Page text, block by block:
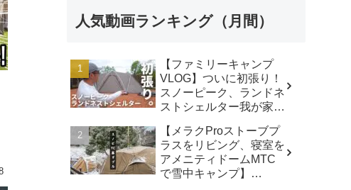
人気動画ランキング（月間）
【ファミリーキャンプ
VLOG】ついに初張り！
スノーピーク、ランドネ
ストシェルター我が家で
アビルキャンプリゾート
那須／LUMIX S5IIX - パ
パハキット アウトドア
VLOG
【メラクProストーブプ
ラスをリビング、寝室を
アメニティドームMTC
で雪中キャンプ】